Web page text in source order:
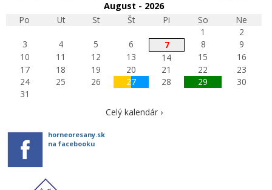
August - 2026
Po
Ut St Št Pi So
Ne
1
2
3
4 5 6 7 8
9
10
11 12 13 14 15
16
17
18 19 20 21 22
23
24
25 26 27 28 29
30
31
Celý kalendár ›
horneoresany.sk
na facebooku